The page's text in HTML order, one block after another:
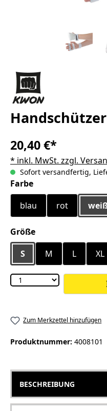
20,40 €*
* inkl. MwSt. zzgl.
Sofort versandfertig,
Farbeauswählen
blau
rot
Größeauswählen
S
M L XL
Zum Merkzettel hinzufügen
Produktnummer: 4008101
BESCHREIBUNG